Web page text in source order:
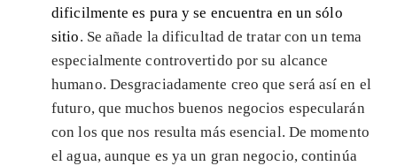
dificilmente es pura y se encuentra en un sólo
sitio. Se añade la dificultad de tratar con un tema
especialmente controvertido por su alcance
humano. Desgraciadamente creo que será así en el
futuro, que muchos buenos negocios especularán
con los que nos resulta más esencial. De momento
el agua, aunque es ya un gran negocio, continúa